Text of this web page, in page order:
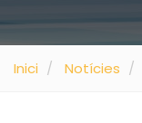
Inici Notícies